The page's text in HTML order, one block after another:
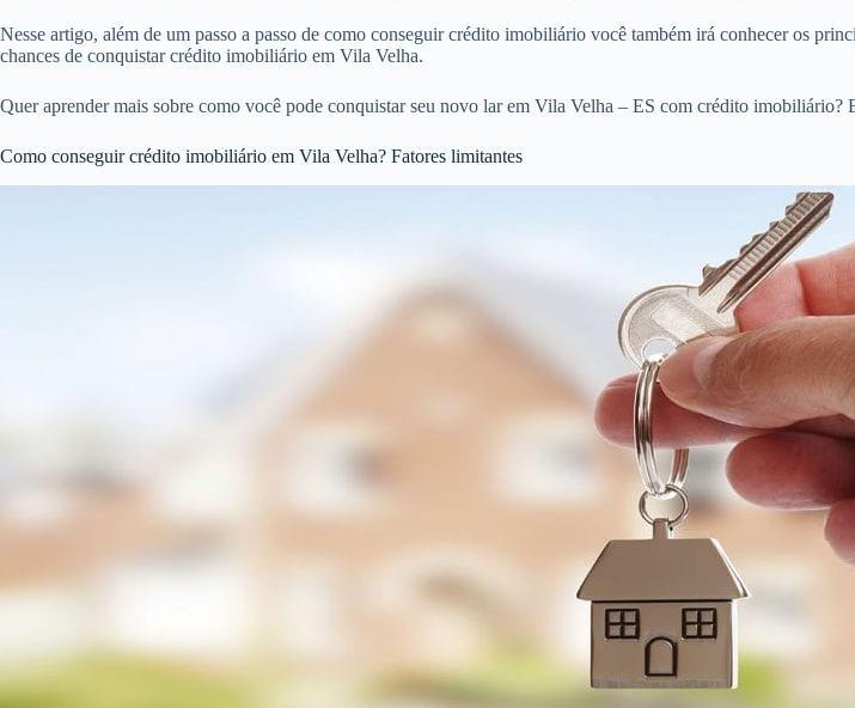
Nesse artigo, além de um passo a passo de como conseguir crédito imobiliário você também irá conhecer os
chances de conquistar crédito imobiliário em Vila Velha.
Quer aprender mais sobre como você pode conquistar seu novo lar em Vila Velha – ES com crédito imobiliário?
Como conseguir crédito imobiliário em Vila Velha? Fatores limitantes